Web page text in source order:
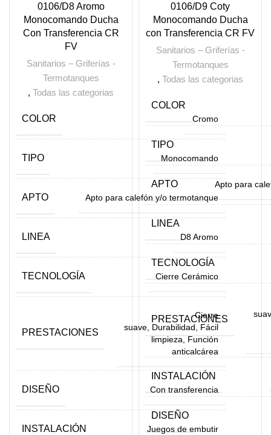
0106/D8 Aromo
Monocomando Ducha
Con Transferencia CR
FV
Sanitarios – Griferías -
Termotanques
, Todas las categorias
COLOR Cromo
TIPO Monocomando
APTO Apto para calefón y/o termotanque
LINEA D8 Aromo
TECNOLOGÍA Cierre Cerámico
PRESTACIONES
Cierre
suave, Durabilidad, Fácil
limpieza, Función
anticalcárea
DISEÑO Con transferencia
INSTALACIÓN Juegos de embutir
0106/D9 Coty
Monocomando Ducha
con Transferencia CR FV
Sanitarios – Griferías -
Termotanques
, Todas las categorias
COLOR
TIPO
APTO Apto para
LINEA
TECNOLOGÍA
PRESTACIONES
INSTALACIÓN
DISEÑO